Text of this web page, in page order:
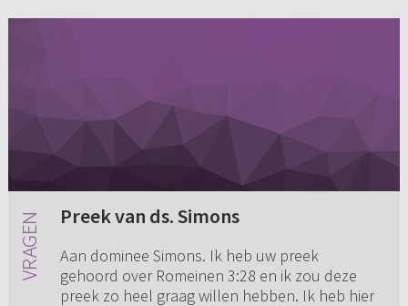
Preek van ds. Simons
Aan dominee Simons. Ik heb uw preek
gehoord over Romeinen 3:28 en ik zou deze
preek zo heel graag willen hebben. Ik heb hier